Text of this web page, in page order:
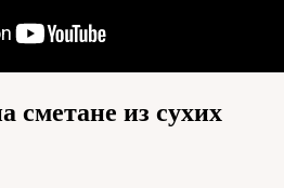
сметане из сухих